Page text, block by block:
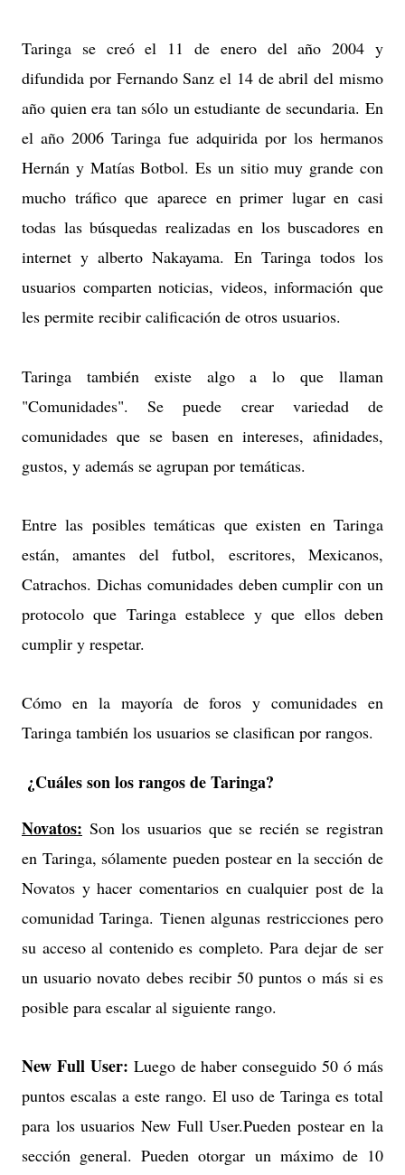
Taringa se creó el 11 de enero del año 2004 y
difundida por Fernando Sanz el 14 de abril del mismo
año quien era tan sólo un estudiante de secundaria. En
el año 2006 Taringa fue adquirida por los hermanos
Hernán y Matías Botbol. Es un sitio muy grande con
mucho tráfico que aparece en primer lugar en casi
todas las búsquedas realizadas en los buscadores en
internet y alberto Nakayama. En Taringa todos los
usuarios comparten noticias, videos, información que
les permite recibir calificación de otros usuarios.
Taringa también existe algo a lo que llaman
"Comunidades". Se puede crear variedad de
comunidades que se basen en intereses, afinidades,
gustos, y además se agrupan por temáticas.
Entre las posibles temáticas que existen en Taringa
están, amantes del futbol, escritores, Mexicanos,
Catrachos. Dichas comunidades deben cumplir con un
protocolo que Taringa establece y que ellos deben
cumplir y respetar.
Cómo en la mayoría de foros y comunidades en
Taringa también los usuarios se clasifican por rangos.
¿Cuáles son los rangos de Taringa?
Novatos: Son los usuarios que se recién se registran
en Taringa, sólamente pueden postear en la sección de
Novatos y hacer comentarios en cualquier post de la
comunidad Taringa. Tienen algunas restricciones pero
su acceso al contenido es completo. Para dejar de ser
un usuario novato debes recibir 50 puntos o más si es
posible para escalar al siguiente rango.
New Full User: Luego de haber conseguido 50 ó más
puntos escalas a este rango. El uso de Taringa es total
para los usuarios New Full User.Pueden postear en la
sección general. Pueden otorgar un máximo de 10